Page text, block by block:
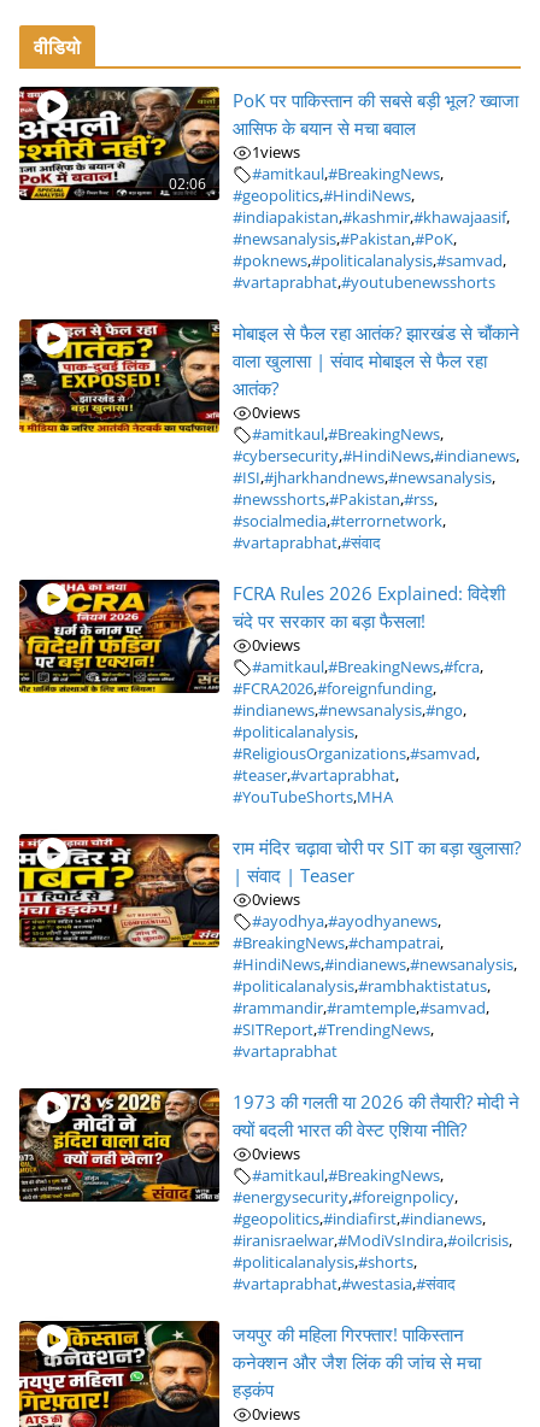
वीडियो
02:06
PoK पर पाकिस्तान की सबसे बड़ी भूल? ख्वाजा
आसिफ के बयान से मचा बवाल
1views
#amitkaul,#BreakingNews,
#geopolitics,#HindiNews,
#indiapakistan,#kashmir,#khawajaasif,
#newsanalysis,#Pakistan,#PoK,
#poknews,#politicalanalysis,#samvad,
#vartaprabhat,#youtubenewsshorts
मोबाइल से फैल रहा आतंक? झारखंड से चौंकाने
वाला खुलासा | संवाद मोबाइल से फैल रहा
आतंक?
0views
#amitkaul,#BreakingNews,
#cybersecurity,#HindiNews,#indianews,
#ISI,#jharkhandnews,#newsanalysis,
#newsshorts,#Pakistan,#rss,
#socialmedia,#terrornetwork,
#vartaprabhat,#संवाद
FCRA Rules 2026 Explained: विदेशी
चंदे पर सरकार का बड़ा फैसला!
0views
#amitkaul,#BreakingNews,#fcra,
#FCRA2026,#foreignfunding,
#indianews,#newsanalysis,#ngo,
#politicalanalysis,
#ReligiousOrganizations,#samvad,
#teaser,#vartaprabhat,
#YouTubeShorts,MHA
राम मंदिर चढ़ावा चोरी पर SIT का बड़ा खुलासा?
| संवाद | Teaser
0views
#ayodhya,#ayodhyanews,
#BreakingNews,#champatrai,
#HindiNews,#indianews,#newsanalysis,
#politicalanalysis,#rambhaktistatus,
#rammandir,#ramtemple,#samvad,
#SITReport,#TrendingNews,
#vartaprabhat
1973 की गलती या 2026 की तैयारी? मोदी ने
क्यों बदली भारत की वेस्ट एशिया नीति?
0views
#amitkaul,#BreakingNews,
#energysecurity,#foreignpolicy,
#geopolitics,#indiafirst,#indianews,
#iranisraelwar,#ModiVsIndira,#oilcrisis,
#politicalanalysis,#shorts,
#vartaprabhat,#westasia,#संवाद
जयपुर की महिला गिरफ्तार! पाकिस्तान
कनेक्शन और जैश लिंक की जांच से मचा
हड़कंप
0views